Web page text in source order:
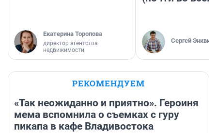
Екатерина Торопова
директор агентства
недвижимости
Сергей Энквист
РЕКОМЕНДУЕМ
«Так неожиданно и приятно». Героиня
мема вспомнила о съемках с гуру
пикапа в кафе Владивостока